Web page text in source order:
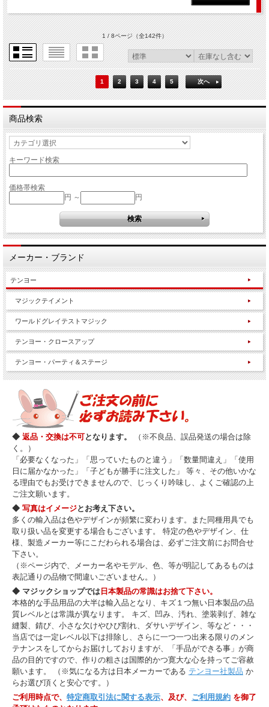
1 / 8ページ（全142件）
1 2 3 4 5 次へ
商品検索
キーワード検索
価格帯検索
円 ～
円
メーカー・ブランド
テンヨー
マジックテイメント
ワールドグレイテストマジック
テンヨー・クロースアップ
テンヨー・パーティ＆ステージ
◆ 返品・交換は不可となります。
（※不良品、誤品発送の場合は除
く。）
「必要なくなった」「思っていたものと違う」「数量間違え」「使用
日に届かなかった」「子どもが勝手に注文した」 等々、その他いかな
る理由でもお受けできませんので、じっくり吟味し、よくご確認の上
ご注文願います。
◆ 写真はイメージとお考え下さい。
多くの輸入品は色やデザインが頻繁に変わります。また同種用具でも
取り扱い品を変更する場合もございます。 特定の色やデザイン、仕
様、製造メーカー等にこだわられる場合は、必ずご注文前にお問合せ
下さい。
（※ページ内で、メーカー名やモデル、色、等が明記してあるものは
表記通りの品物で間違いございません。）
◆ マジックショップでは 日本製品の常識はお捨て下さい。
本格的な手品用品の大半は輸入品となり、キズ１つ無い日本製品の品
質レベルとは常識が異なります。 キズ、凹み、汚れ、塗装剥げ、雑な
縫製、錆び、小さな欠けやひび割れ、ダサいデザイン、等など・・・
当店では一定レベル以下は排除し、さらに一つ一つ出来る限りのメン
テナンスをしてからお届けしておりますが、「手品ができる事」が商
品の目的ですので、作りの粗さは国際的かつ寛大な心を持ってご容赦
願います。 （※気になる方は日本メーカーである テンヨー社製品 か
らお選び頂くと安心です。）
ご利用時点で、 特定商取引法に関する表示、及び、 ご利用規約 を御了